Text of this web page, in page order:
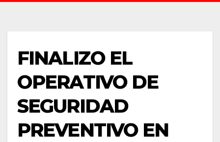
FINALIZO EL
OPERATIVO DE
SEGURIDAD
PREVENTIVO EN